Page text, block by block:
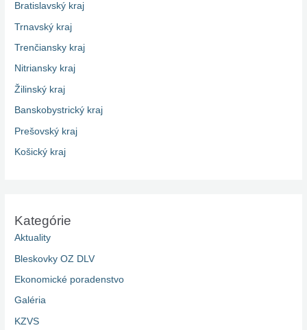
Bratislavský kraj
Trnavský kraj
Trenčiansky kraj
Nitriansky kraj
Žilinský kraj
Banskobystrický kraj
Prešovský kraj
Košický kraj
Kategórie
Aktuality
Bleskovky OZ DLV
Ekonomické poradenstvo
Galéria
KZVS